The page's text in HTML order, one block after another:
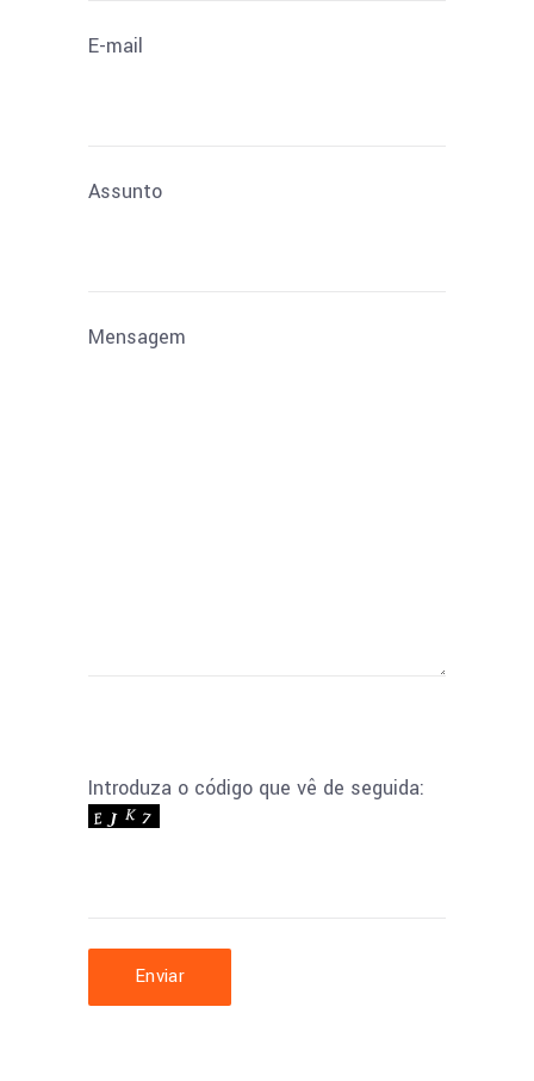
E-mail
Assunto
Mensagem
Introduza o código que vê de seguida:
Enviar